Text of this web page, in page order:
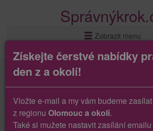
Zobrazit menu
Získejte čerstvé nabídky
den z a okolí!
Vložte e-mail a my vám budeme
z regionu Olomouc a okolí.
Také si mužete nastavit zasílání